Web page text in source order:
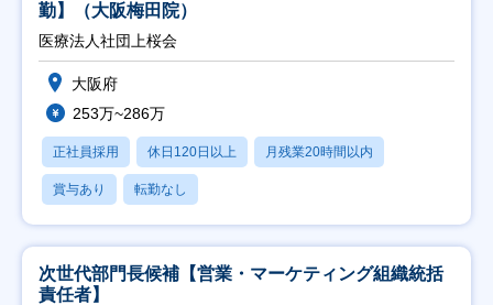
勤】（大阪梅田院）
医療法人社団上桜会
大阪府
253万~286万
正社員採用 休日120日以上 月残業20時間以内
賞与あり 転勤なし
次世代部門長候補【営業・マーケティング組織統括
責任者】